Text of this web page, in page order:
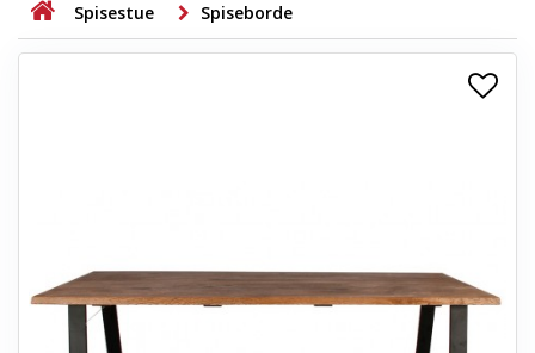
+
STUE
+
TÆPPER
LAMPER
Spisestue Spiseborde